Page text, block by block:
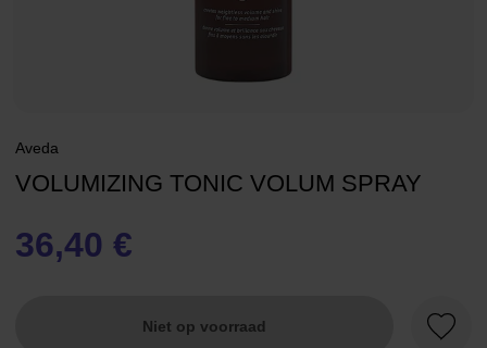
Aveda
VOLUMIZING TONIC VOLUM SPRAY
36,40 €
Niet op voorraad